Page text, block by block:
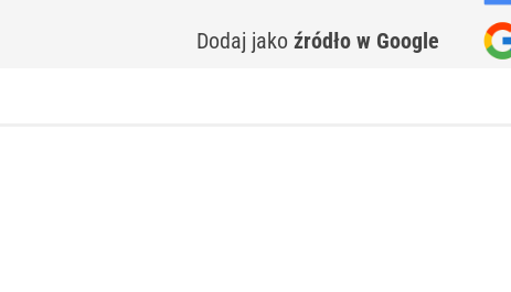
Dodaj jako źródło w Google